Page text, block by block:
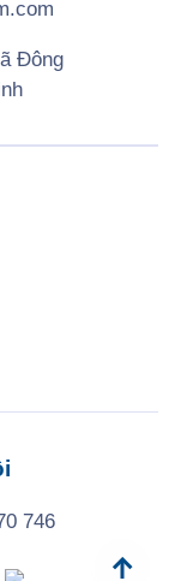
Đông
746